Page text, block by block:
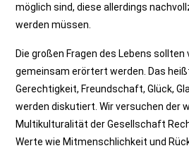
möglich sind, diese allerdings
werden müssen.
Die großen Fragen des Lebens sollten
gemeinsam erörtert werden. Das
Gerechtigkeit, Freundschaft, Glück,
werden diskutiert. Wir versuchen der
Multikulturalität der Gesellschaft
Werte wie Mitmenschlichkeit und